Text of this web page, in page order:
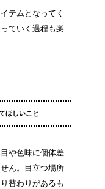
テムとなってく
ていく過程も楽
ほしいこと
や色味に個体差
ん。目立つ場所
替わりがあるも